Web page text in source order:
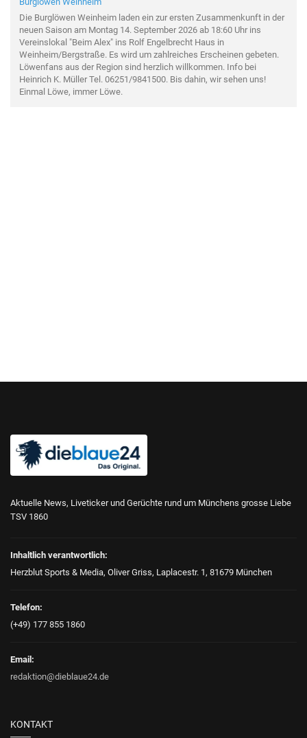
Die Burglöwen Weinheim laden ein zur ersten Zusammenkunft in der
neuen Saison am Montag 14. September 2026 ab 18:60 Uhr ins
Vereinslokal "Beim Alex" ins Rolf Engelbrecht Haus in
Weinheim/Bergstraße. Es wird um zahlreiches Erscheinen gebeten.
Löwenfans aus der Region sind herzlich willkommen. Info bei
Heinrich K. Müller Tel. 06251/9841500. Bis dahin, wir sehen uns!
Einmal Löwe, immer Löwe.
Aktuelle News, Liveticker und Gerüchte rund um Münchens grosse Liebe
TSV 1860
Inhaltlich verantwortlich:
Herzblut Sports & Media, Oliver Griss, Laplacestr. 1, 81679 München
Telefon:
(+49) 177 855 1860
Email:
redaktion@dieblaue24.de
KONTAKT